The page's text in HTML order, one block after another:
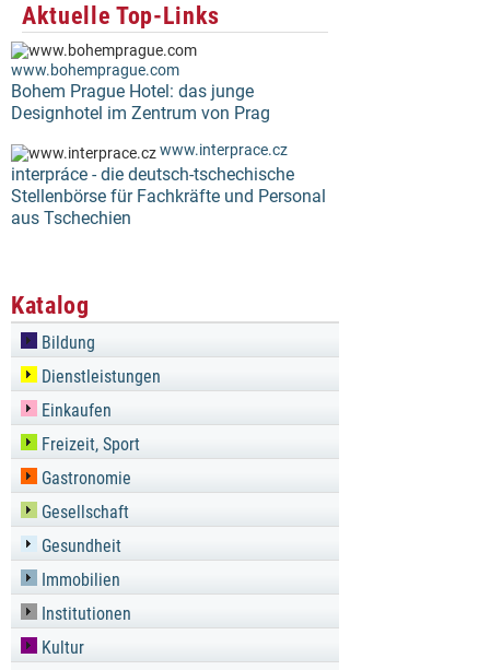
Aktuelle Top-Links
www.bohemprague.com
Bohem Prague Hotel: das junge
Designhotel im Zentrum von Prag
www.interprace.cz
interpráce - die deutsch-tschechische
Stellenbörse für Fachkräfte und Personal
aus Tschechien
Katalog
Bildung
Dienstleistungen
Einkaufen
Freizeit, Sport
Gastronomie
Gesellschaft
Gesundheit
Immobilien
Institutionen
Kultur